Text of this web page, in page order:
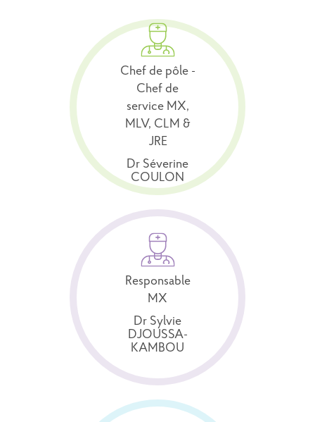
Chef de pôle -
Chef de
service MX,
MLV, CLM &
JRE
Dr Séverine
COULON
Responsable
MX
Dr Sylvie
DJOUSSA-
KAMBOU